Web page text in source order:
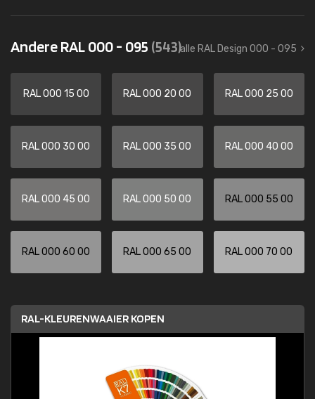
Andere RAL 000 - 095 (543)alle RAL Design 000 - 095
RAL 000 15 00 RAL 000 20 00 RAL 000 25 00
RAL 000 30 00 RAL 000 35 00 RAL 000 40 00
RAL 000 45 00 RAL 000 50 00 RAL 000 55 00
RAL 000 60 00 RAL 000 65 00 RAL 000 70 00
RAL-KLEURENWAAIER KOPEN